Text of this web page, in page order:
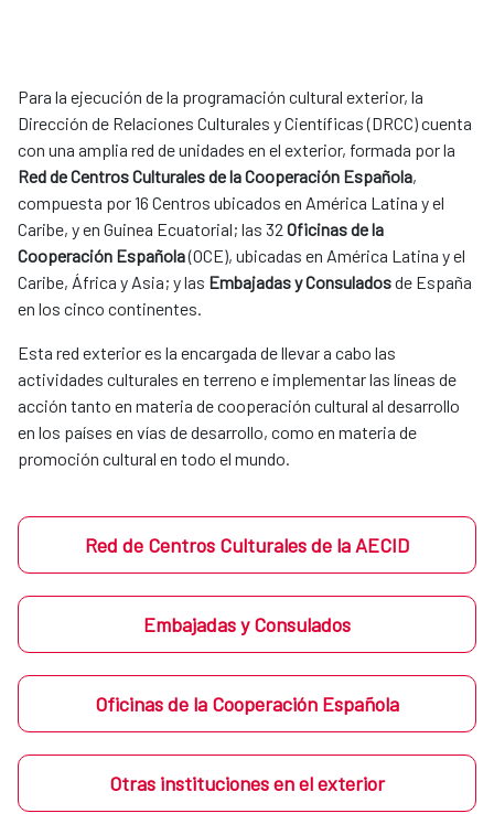
Para la ejecución de la programación cultural exterior, la
Dirección de Relaciones Culturales y Científicas (DRCC) cuenta
con una amplia red de unidades en el exterior, formada por la
Red de Centros Culturales de la Cooperación Española,
compuesta por 16 Centros ubicados en América Latina y el
Caribe, y en Guinea Ecuatorial; las 32 Oficinas de la
Cooperación Española(OCE), ubicadas en América Latina y el
Caribe, África y Asia; y las Embajadas y Consuladosde España
en los cinco continentes.
Esta red exterior es la encargada de llevar a cabo las
actividades culturales en terreno e implementar las líneas de
acción tanto en materia de cooperación cultural al desarrollo
en los países en vías de desarrollo, como en materia de
promoción cultural en todo el mundo.
Red de Centros Culturales de la AECID
Embajadas y Consulados
Oficinas de la Cooperación Española
Otras instituciones en el exterior